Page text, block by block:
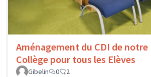
Aménagement du CDI de notre
Collège pour tous les Elèves
Gibelin
0 2